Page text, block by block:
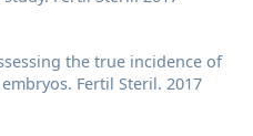
the true incidence of
Fertil Steril. 2017